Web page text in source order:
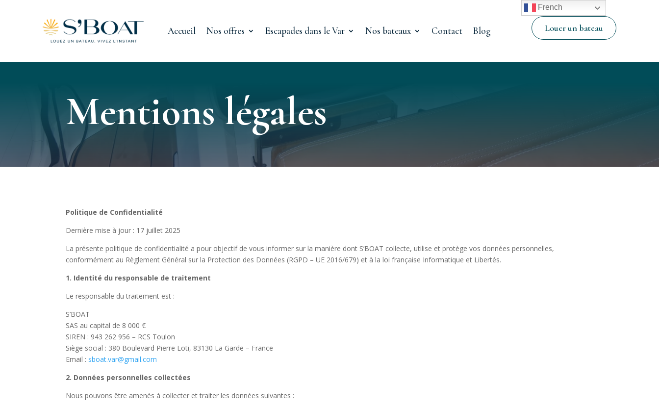
Accueil Nos offres Escapades dans le Var Nos bateaux Contact Blog Louer un bateau
Mentions légales
Politique de Confidentialité
Dernière mise à jour : 17 juillet 2025
La présente politique de confidentialité a pour objectif de vous informer sur la manière dont S’BOAT collecte, utilise et protège vos données personnelles,
conformément au Règlement Général sur la Protection des Données (RGPD – UE 2016/679) et à la loi française Informatique et Libertés.
1. Identité du responsable de traitement
Le responsable du traitement est :
S’BOAT
SAS au capital de 8 000 €
SIREN : 943 262 956 – RCS Toulon
Siège social : 380 Boulevard Pierre Loti, 83130 La Garde – France
Email : sboat.var@gmail.com
2. Données personnelles collectées
Nous pouvons être amenés à collecter et traiter les données suivantes :
French